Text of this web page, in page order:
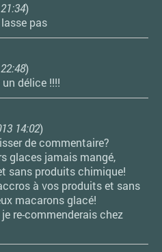
)
pas
)
délice !!!!
14:02)
de commentaire?
glaces jamais mangé,
sans produits chimique!
à vos produits et sans
macarons glacé!
re-commenderais chez